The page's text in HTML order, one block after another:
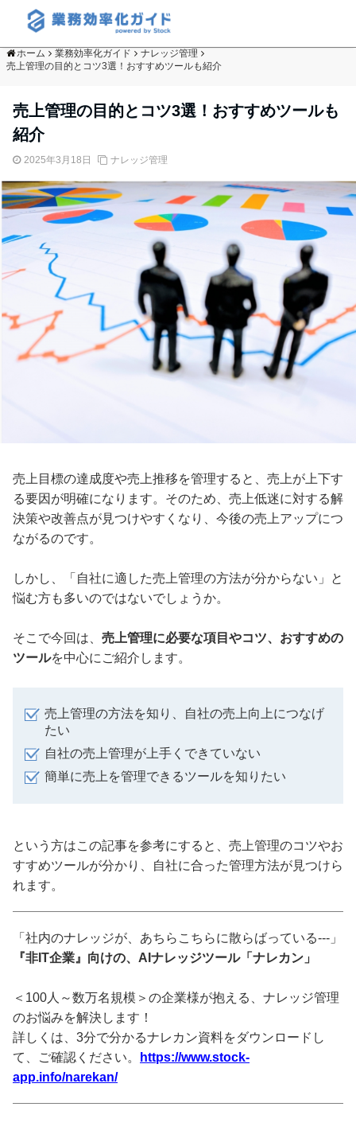
ホーム 業務効率化ガイド
ナレッジ管理
売上管理の目的とコツ3選！おすすめツールも紹介
売上管理の目的とコツ3選！おすすめツールも
紹介
2025年3月18日 ナレッジ管理
売上目標の達成度や売上推移を管理すると、売上が上下す
る要因が明確になります。そのため、売上低迷に対する解
決策や改善点が見つけやすくなり、今後の売上アップにつ
ながるのです。
しかし、「自社に適した売上管理の方法が分からない」と
悩む方も多いのではないでしょうか。
そこで今回は、 売上管理に必要な項目やコツ、おすすめの
ツールを中心にご紹介します。
売上管理の方法を知り、自社の売上向上につなげ
たい
自社の売上管理が上手くできていない
簡単に売上を管理できるツールを知りたい
という方はこの記事を参考にすると、売上管理のコツやお
すすめツールが分かり、自社に合った管理方法が見つけら
れます。
「社内のナレッジが、あちらこちらに散らばっている---」
『非IT企業』向けの、AIナレッジツール「ナレカン」
＜100人～数万名規模＞の企業様が抱える、ナレッジ管理
のお悩みを解決します！
詳しくは、3分で分かるナレカン資料をダウンロードし
て、ご確認ください。
https://www.stock-
app.info/narekan/